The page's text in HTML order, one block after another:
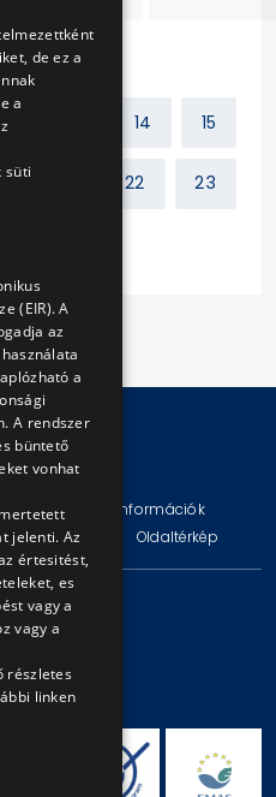
... 14 15
22 23
BKV Zrt.
Technikai információk
Oldaltérkép
15.
65-00
de ez a
a
süti
(EIR). A
az
a
A rendszer
büntető
vonhat
jelenti. Az
értesitést,
es
vagy a
vagy a
részletes
linken